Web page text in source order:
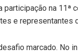
participação na 11ª
e representantes
marcado. No